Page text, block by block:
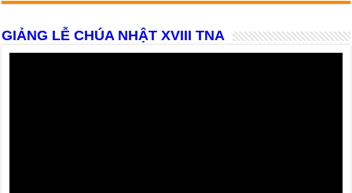
GIẢNG LỄ CHÚA NHẬT XVIII TNA